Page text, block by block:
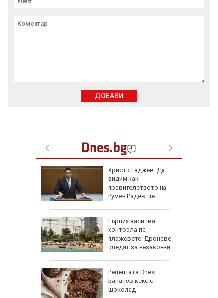
Христо Гаджев: Да
видим как
правителството на
Румен Радев ще
Гърция засилва
контрола по
плажовете: Дронове
следят за незаконни
Рецептата Dnes:
Бананов кекс с
шоколад
ДОБАВИ